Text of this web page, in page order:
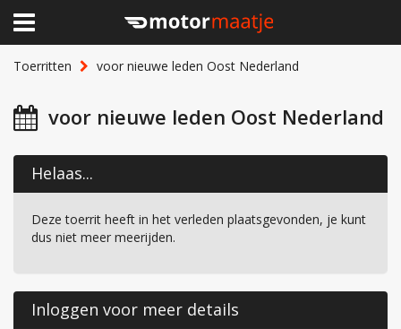
Toerritten voor nieuwe leden Oost Nederland
voor nieuwe leden Oost Nederland
Helaas...
Deze toerrit heeft in het verleden plaatsgevonden, je kunt
dus niet meer meerijden.
Inloggen voor meer details
×
Home
Clubhuis
Lid worden
Over Motormaatje